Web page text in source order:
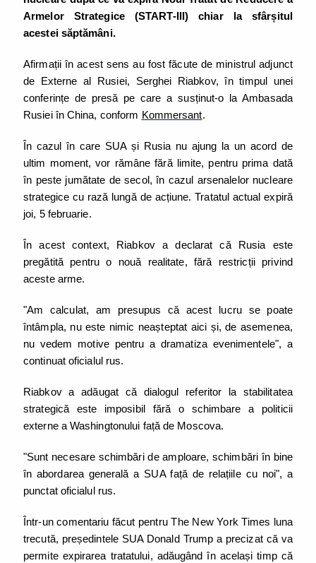
Armelor Strategice (START-III) chiar la sfârșitul
acestei săptămâni.
Afirmații în acest sens au fost făcute de ministrul adjunct
de Externe al Rusiei, Serghei Riabkov, în timpul unei
conferințe de presă pe care a susținut-o la Ambasada
Rusiei în China, conform Kommersant.
În cazul în care SUA și Rusia nu ajung la un acord de
ultim moment, vor rămâne fără limite, pentru prima dată
în peste jumătate de secol, în cazul arsenalelor nucleare
strategice cu rază lungă de acțiune. Tratatul actual expiră
joi, 5 februarie.
În acest context, Riabkov a declarat că Rusia este
pregătită pentru o nouă realitate, fără restricții privind
aceste arme.
"Am calculat, am presupus că acest lucru se poate
întâmpla, nu este nimic neașteptat aici și, de asemenea,
nu vedem motive pentru a dramatiza evenimentele", a
continuat oficialul rus.
Riabkov a adăugat că dialogul referitor la stabilitatea
strategică este imposibil fără o schimbare a politicii
externe a Washingtonului față de Moscova.
"Sunt necesare schimbări de amploare, schimbări în bine
în abordarea generală a SUA față de relațiile cu noi", a
punctat oficialul rus.
Într-un comentariu făcut pentru The New York Times luna
trecută, președintele SUA Donald Trump a precizat că va
permite expirarea tratatului, adăugând în același timp că